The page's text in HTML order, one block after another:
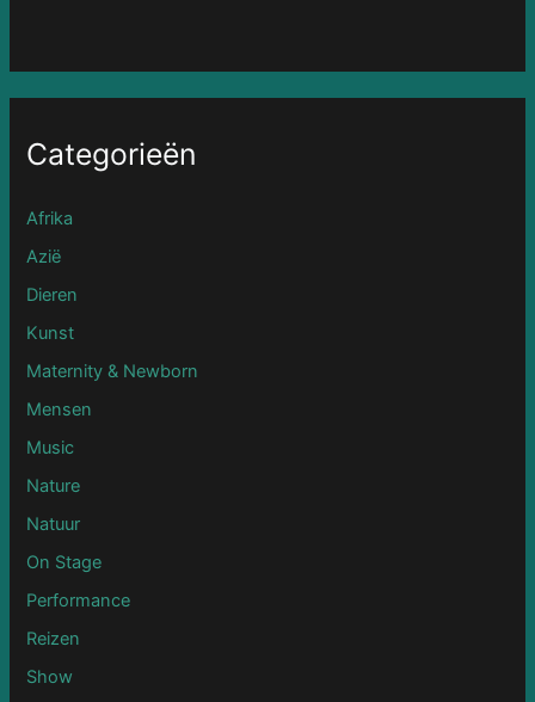
Categorieën
Afrika
Azië
Dieren
Kunst
Maternity & Newborn
Mensen
Music
Nature
Natuur
On Stage
Performance
Reizen
Show